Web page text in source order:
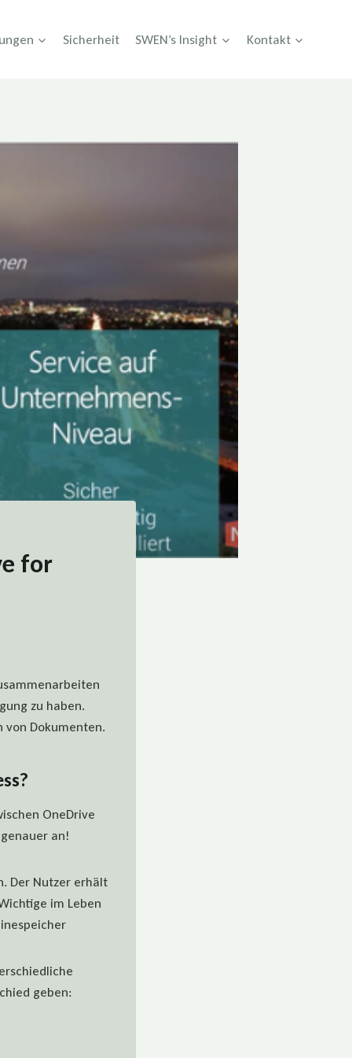
Sicherheit SWEN’s Insight Kontakt
for
zu haben.
von Dokumenten.
OneDrive
an!
Der Nutzer erhält
im Leben
geben: